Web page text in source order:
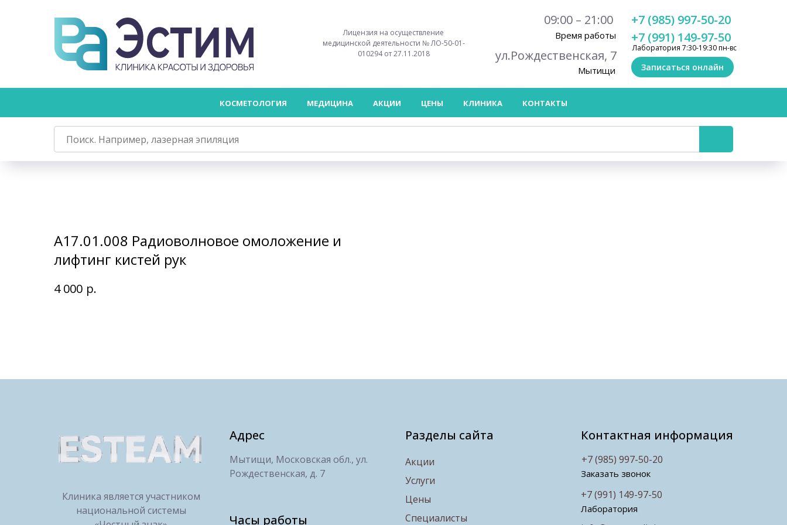
Время работы
Мытищи
ул.Рождественская, 7
09:00 – 21:00
Лаборатория 7:30-19:30 пн-вс
+7 (991) 149-97-50
+7 (985) 997-50-20
Лицензия на осуществление
медицинской деятельности № ЛО-50-01-
010294 от 27.11.2018
Записаться онлайн
КОСМЕТОЛОГИЯ МЕДИЦИНА АКЦИИ ЦЕНЫ КЛИНИКА КОНТАКТЫ
А17.01.008 Радиоволновое омоложение и
лифтинг кистей рук
4 000 р.
Клиника является участником
национальной системы
Часы работы
Адрес
Мытищи, Московская обл., ул.
Рождественская, д. 7
Контактная информация
Разделы сайта
Акции
Услуги
Цены
Специалисты
Заказать звонок
Лаборатория
+7 (991) 149-97-50
+7 (985) 997-50-20